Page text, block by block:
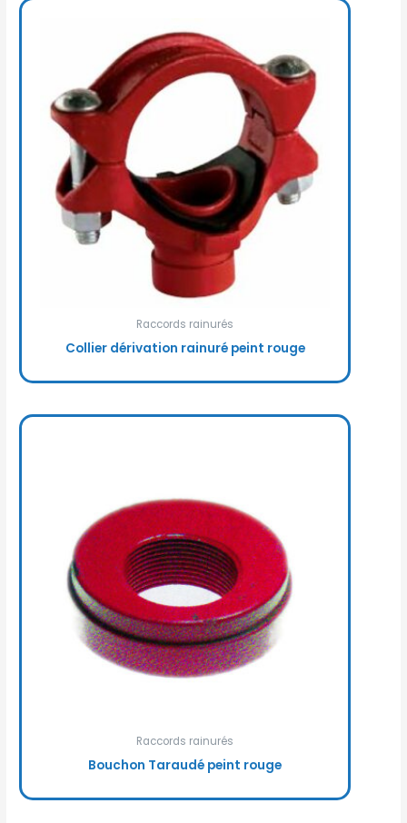
Raccords rainurés
Collier dérivation rainuré peint rouge
Raccords rainurés
Bouchon Taraudé peint rouge